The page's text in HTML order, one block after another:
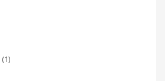
(1)